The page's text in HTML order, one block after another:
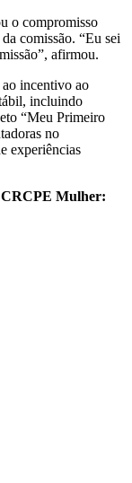
o compromisso
comissão. “Eu sei
afirmou.
incentivo ao
incluindo
“Meu Primeiro
no
experiências
CRCPE Mulher: